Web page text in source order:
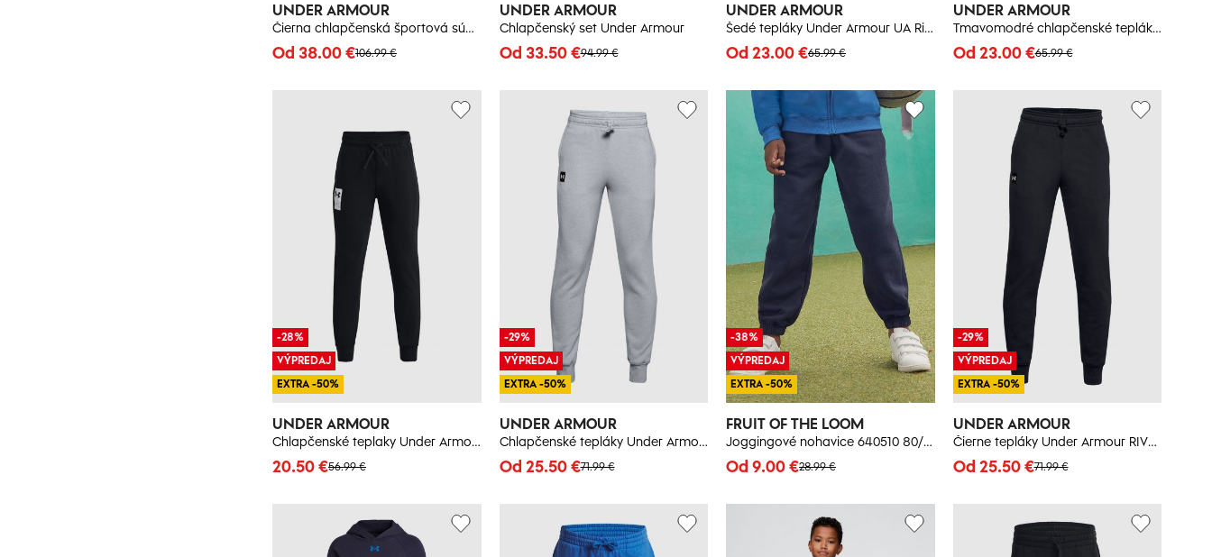
UNDER ARMOUR
Čierna chlapčenská športová súprava Under Armour UA B's Challenger Tracksuit
106.99 €
Od 38.00 €
UNDER ARMOUR
Chlapčenský set Under Armour
94.99 €
Od 33.50 €
UNDER ARMOUR
Šedé tepláky Under Armour UA Rival Fleece Joggers
65.99 €
Od 23.00 €
UNDER ARMOUR
Tmavomodré chlapčenské tepláky Under Armour Rival
65.99 €
Od 23.00 €
UNDER ARMOUR
Chlapčenské teplaky Under Armour UA Rival Terry Joggers
56.99 €
20.50 €
-28%
VÝPREDAJ
EXTRA -50%
UNDER ARMOUR
Chlapčenské tepláky Under Armour RIVAL FLEECE JOGGERS - šedá
71.99 €
Od 25.50 €
-29%
VÝPREDAJ
EXTRA -50%
FRUIT OF THE LOOM
Joggingové nohavice 640510 80/20 280g
28.99 €
Od 9.00 €
-38%
VÝPREDAJ
EXTRA -50%
UNDER ARMOUR
Čierne tepláky Under Armour RIVAL FLEECE JOGGERS
71.99 €
Od 25.50 €
-29%
VÝPREDAJ
EXTRA -50%